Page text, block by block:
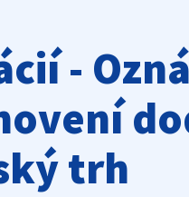
-
trh